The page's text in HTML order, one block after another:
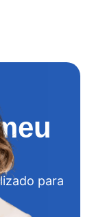
para